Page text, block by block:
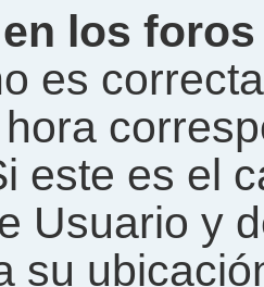
en los
es
este es el
Usuario y
su